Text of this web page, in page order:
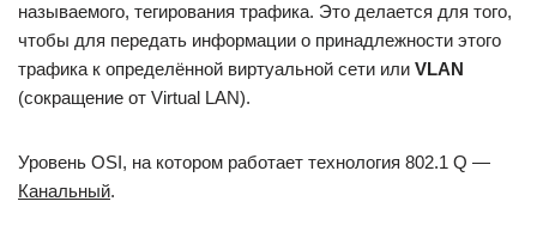
называемого, тегирования трафика. Это делается для того,
чтобы для передать информации о принадлежности этого
трафика к определённой виртуальной сети или VLAN
(сокращение от Virtual LAN).
Уровень OSI, на котором работает технология 802.1 Q —
Канальный.